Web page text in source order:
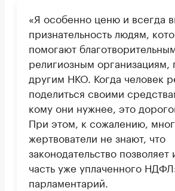
«Я особенно ценю и всегда
признательность людям,
помогают
религиозным
другим НКО. Когда человек
поделиться своими
кому они нужнее, это
При этом, к сожалению,
жертвователи не знают, что
законодательство
часть уже уплаченного
парламентарий.